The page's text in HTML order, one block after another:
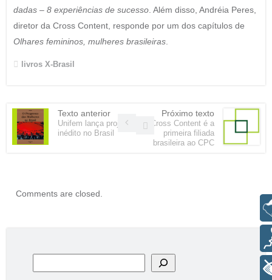
dadas – 8 experiências de sucesso. Além disso, Andréia Peres,
diretor da Cross Content, responde por um dos capítulos de
Olhares femininos, mulheres brasileiras.
livros X-Brasil
Texto anterior
Unifem lança projeto
inédito no Brasil
Próximo texto
Cross Content é a
primeira filiada
brasileira ao CPC
Comments are closed.